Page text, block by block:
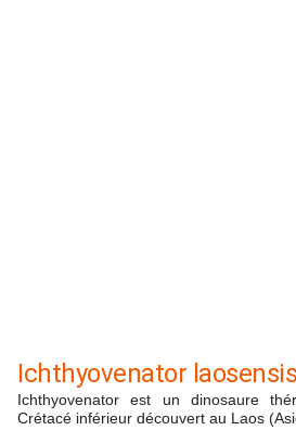
Ichthyovenator laosensis
Ichthyovenator est un dinosaure
Crétacé inférieur découvert au Laos